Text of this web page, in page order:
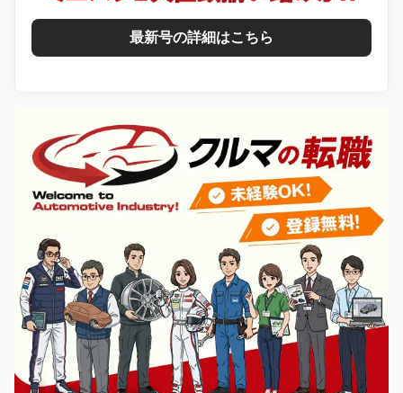
最新号の詳細はこちら